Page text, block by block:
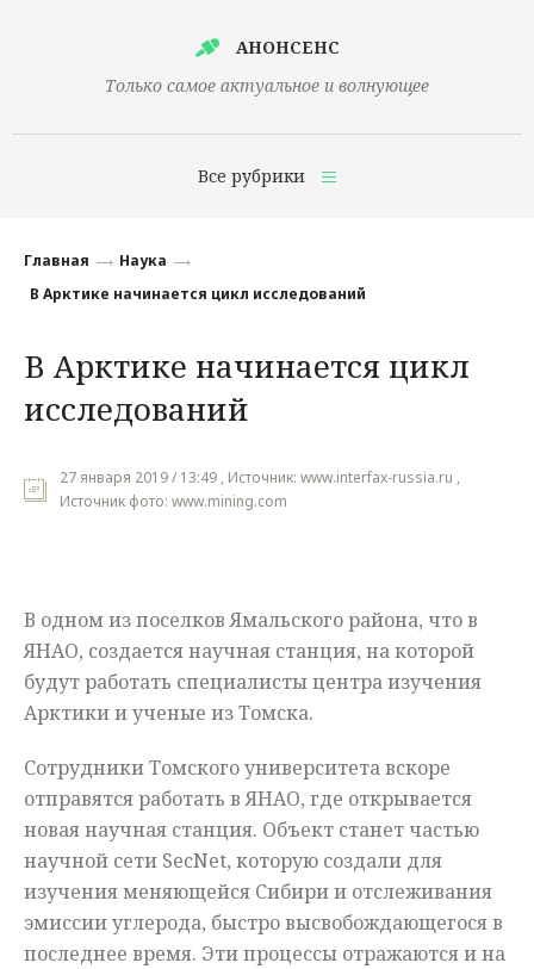
АНОНСЕНС
Только самое актуальное и волнующее
Все рубрики
Финансы
Наука
Культура
Общество
Происшествия
Главная
Наука
В Арктике начинается цикл исследований
В Арктике начинается цикл
исследований
27 января 2019 / 13:49 , Источник: www.interfax-russia.ru ,
Источник фото: www.mining.com
В одном из поселков Ямальского района, что в
ЯНАО, создается научная станция, на которой
будут работать специалисты центра изучения
Арктики и ученые из Томска.
Сотрудники Томского университета вскоре
отправятся работать в ЯНАО, где открывается
новая научная станция. Объект станет частью
научной сети SecNet, которую создали для
изучения меняющейся Сибири и отслеживания
эмиссии углерода, быстро высвобождающегося в
последнее время. Эти процессы отражаются и на